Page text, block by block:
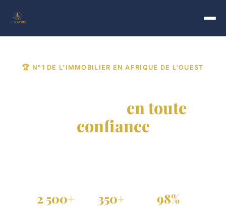
🏆 N°1 DE L'IMMOBILIER EN AFRIQUE DE L'OUEST
en toute
confiance
2 500+ 350+ 98%